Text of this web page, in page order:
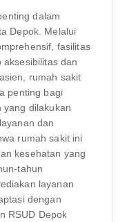
dalam
Depok. Melalui
fasilitas
aksesibilitas dan
rumah sakit
penting bagi
yang dilakukan
dan
rumah sakit ini
kesehatan yang
tahun
layanan
dengan
RSUD Depok